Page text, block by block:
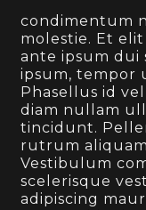
condimentum
molestie. Et
ante ipsum dui
ipsum, tempor
Phasellus id
diam nullam
tincidunt.
rutrum
Vestibulum
scelerisque
adipiscing